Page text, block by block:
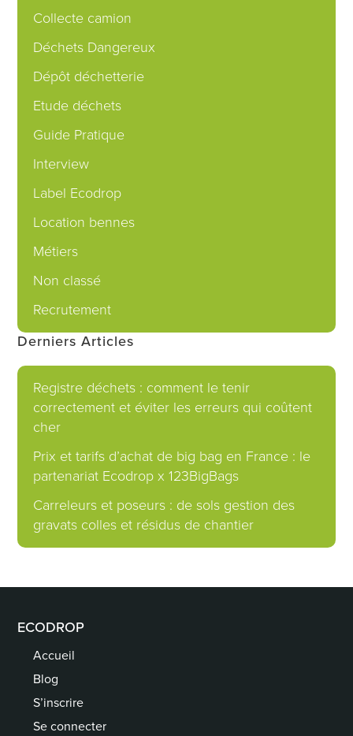
Collecte camion
Déchets Dangereux
Dépôt déchetterie
Etude déchets
Guide Pratique
Interview
Label Ecodrop
Location bennes
Métiers
Non classé
Recrutement
Derniers Articles
Registre déchets : comment le tenir
correctement et éviter les erreurs qui coûtent
cher
Prix et tarifs d’achat de big bag en France : le
partenariat Ecodrop x 123BigBags
Carreleurs et poseurs : de sols gestion des
gravats colles et résidus de chantier
ECODROP
Accueil
Blog
S’inscrire
Se connecter